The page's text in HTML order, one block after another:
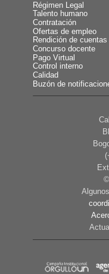
Régimen Legal
Talento humano
Contratación
Ofertas de empleo
Rendición de cuentas
Concurso docente
Pago Virtual
Control interno
Calidad
Buzón de